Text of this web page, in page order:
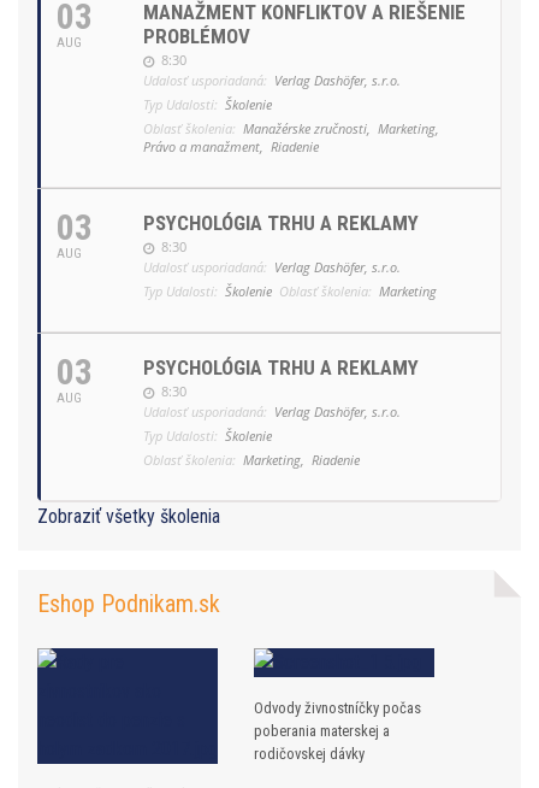
03
AUG
MANAŽMENT KONFLIKTOV A RIEŠENIE
PROBLÉMOV
8:30
Udalosť usporiadaná: Verlag Dashöfer, s.r.o.
Typ Udalosti: Školenie
Oblasť školenia: Manažérske zručnosti, Marketing,
Právo a manažment, Riadenie
03
AUG
PSYCHOLÓGIA TRHU A REKLAMY
8:30
Udalosť usporiadaná: Verlag Dashöfer, s.r.o.
Typ Udalosti: Školenie Oblasť školenia: Marketing
03
AUG
PSYCHOLÓGIA TRHU A REKLAMY
8:30
Udalosť usporiadaná: Verlag Dashöfer, s.r.o.
Typ Udalosti: Školenie
Oblasť školenia: Marketing, Riadenie
Zobraziť všetky školenia
Eshop Podnikam.sk
Odvody živnostníčky počas
poberania materskej a
rodičovskej dávky